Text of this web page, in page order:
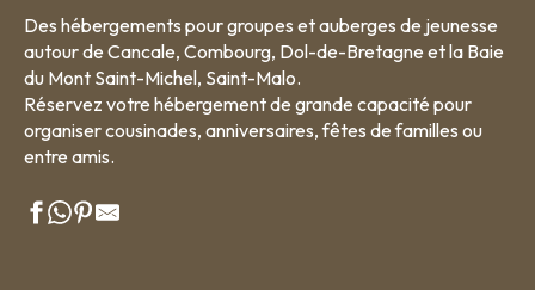
Des hébergements pour groupes et auberges de jeunesse
autour de Cancale, Combourg, Dol-de-Bretagne et la Baie
du Mont Saint-Michel, Saint-Malo.
Réservez votre hébergement de grande capacité pour
organiser cousinades, anniversaires, fêtes de familles ou
entre amis.